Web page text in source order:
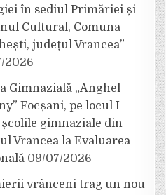
în sediul Primăriei și
Cultural, Comuna
județul Vrancea”
2026
Gimnazială „Anghel
Focșani, pe locul I
gimnaziale din
Vrancea la Evaluarea
09/07/2026
vrânceni trag un nou